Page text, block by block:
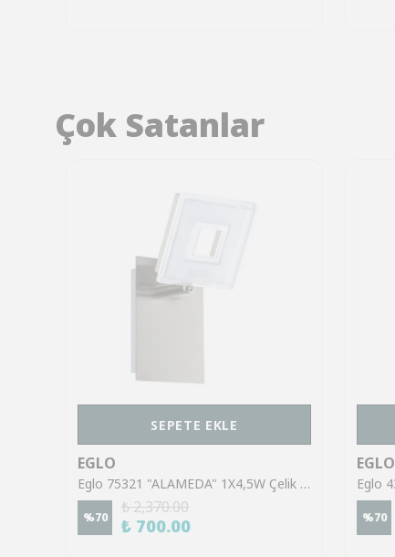
Çok Satanlar
SEPETE EKLE
EGLO
Eglo 75321 "ALAMEDA" 1X4,5W Çelik Nikel Mat Sıva Üstü Spot
%70
₺ 2,370.00
₺ 700.00
EGLO
%70